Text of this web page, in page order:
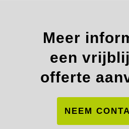
Meer
een
offerte
NEEM